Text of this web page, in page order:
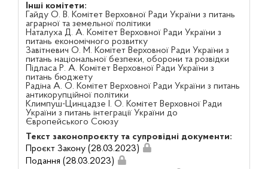
Інші комітети:
Гайду О. В. Комітет Верховної Ради України з питань
аграрної та земельної політики
Наталуха Д. А. Комітет Верховної Ради України з
питань економічного розвитку
Завітневич О. М. Комітет Верховної Ради України з
питань національної безпеки, оборони та розвідки
Підласа Р. А. Комітет Верховної Ради України з
питань бюджету
Радіна А. О. Комітет Верховної Ради України з питань
антикорупційної політики
Климпуш-Цинцадзе І. О. Комітет Верховної Ради
України з питань інтеграції України до
Європейського Союзу
Текст законопроєкту та супровідні документи:
Проєкт Закону (28.03.2023)
Подання (28.03.2023)